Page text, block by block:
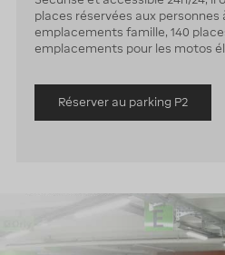
places réservées aux personnes
emplacements famille, 140
emplacements pour les motos
Réserver au parking P2